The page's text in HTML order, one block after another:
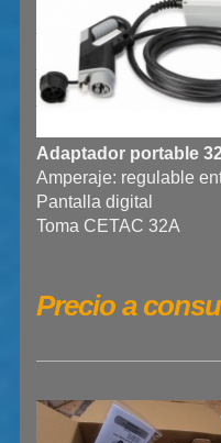
Adaptador portable
Amperaje: regulable
Pantalla digital
Toma CETAC 32A
Precio a